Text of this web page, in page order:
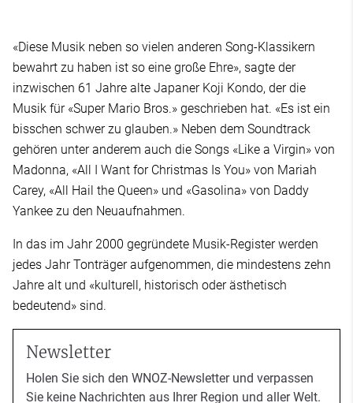
«Diese Musik neben so vielen anderen Song-Klassikern
bewahrt zu haben ist so eine große Ehre», sagte der
inzwischen 61 Jahre alte Japaner Koji Kondo, der die
Musik für «Super Mario Bros.» geschrieben hat. «Es ist ein
bisschen schwer zu glauben.» Neben dem Soundtrack
gehören unter anderem auch die Songs «Like a Virgin» von
Madonna, «All I Want for Christmas Is You» von Mariah
Carey, «All Hail the Queen» und «Gasolina» von Daddy
Yankee zu den Neuaufnahmen.
In das im Jahr 2000 gegründete Musik-Register werden
jedes Jahr Tonträger aufgenommen, die mindestens zehn
Jahre alt und «kulturell, historisch oder ästhetisch
bedeutend» sind.
Newsletter
Holen Sie sich den WNOZ-Newsletter und verpassen
Sie keine Nachrichten aus Ihrer Region und aller Welt.